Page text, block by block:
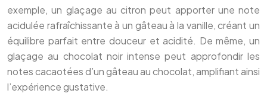
exemple, un glaçage au citron peut apporter une note
acidulée rafraîchissante à un gâteau à la vanille, créant un
équilibre parfait entre douceur et acidité. De même, un
glaçage au chocolat noir intense peut approfondir les
notes cacaotées d’un gâteau au chocolat, amplifiant ainsi
l’expérience gustative.